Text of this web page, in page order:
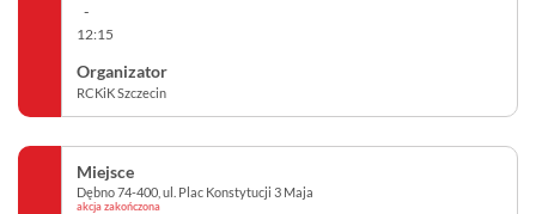
-
12:15
RCKiK Szczecin
Dębno 74-400, ul. Plac Konstytucji 3 Maja
akcja zakończona